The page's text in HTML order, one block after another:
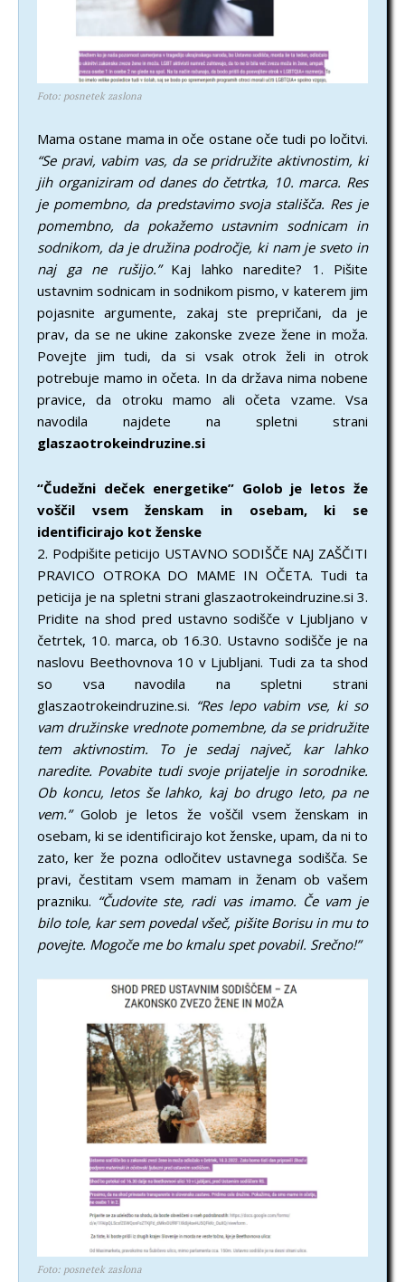
Foto: posnetek zaslona
Mama ostane mama in oče ostane oče tudi po ločitvi.
“Se pravi, vabim vas, da se pridružite aktivnostim, ki
jih organiziram od danes do četrtka, 10. marca. Res
je pomembno, da predstavimo svoja stališča. Res je
pomembno, da pokažemo ustavnim sodnicam in
sodnikom, da je družina področje, ki nam je sveto in
naj ga ne rušijo.” Kaj lahko naredite? 1. Pišite
ustavnim sodnicam in sodnikom pismo, v katerem jim
pojasnite argumente, zakaj ste prepričani, da je
prav, da se ne ukine zakonske zveze žene in moža.
Povejte jim tudi, da si vsak otrok želi in otrok
potrebuje mamo in očeta. In da država nima nobene
pravice, da otroku mamo ali očeta vzame. Vsa
navodila najdete na spletni strani
glaszaotrokeindruzine.si
“Čudežni deček energetike” Golob je letos že
voščil vsem ženskam in osebam, ki se
identificirajo kot ženske
2. Podpišite peticijo USTAVNO SODIŠČE NAJ ZAŠČITI
PRAVICO OTROKA DO MAME IN OČETA. Tudi ta
peticija je na spletni strani glaszaotrokeindruzine.si 3.
Pridite na shod pred ustavno sodišče v Ljubljano v
četrtek, 10. marca, ob 16.30. Ustavno sodišče je na
naslovu Beethovnova 10 v Ljubljani. Tudi za ta shod
so vsa navodila na spletni strani
glaszaotrokeindruzine.si. “Res lepo vabim vse, ki so
vam družinske vrednote pomembne, da se pridružite
tem aktivnostim. To je sedaj največ, kar lahko
naredite. Povabite tudi svoje prijatelje in sorodnike.
Ob koncu, letos še lahko, kaj bo drugo leto, pa ne
vem.”Golob je letos že voščil vsem ženskam in
osebam, ki se identificirajo kot ženske, upam, da ni to
zato, ker že pozna odločitev ustavnega sodišča. Se
pravi, čestitam vsem mamam in ženam ob vašem
prazniku. “Čudovite ste, radi vas imamo. Če vam je
bilo tole, kar sem povedal všeč, pišite Borisu in mu to
povejte. Mogoče me bo kmalu spet povabil. Srečno!”
Foto: posnetek zaslona